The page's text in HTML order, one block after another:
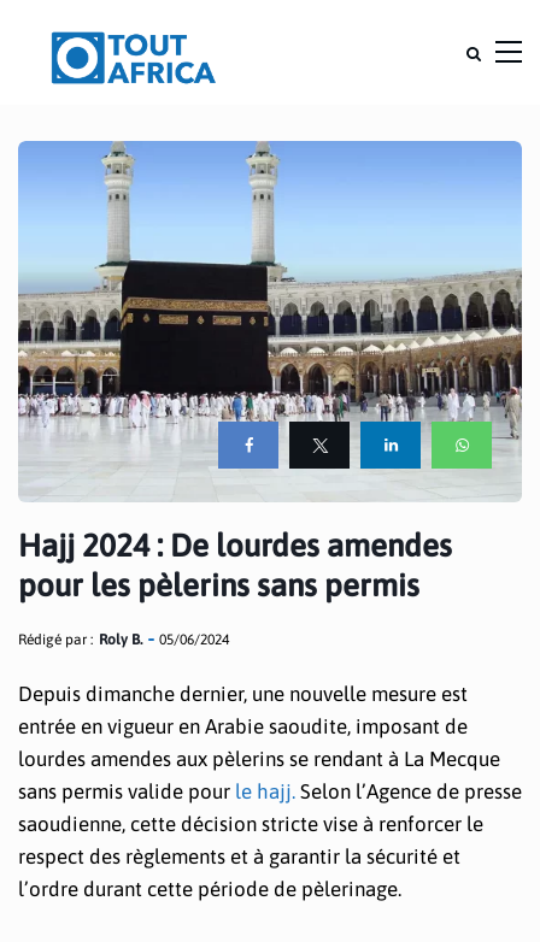
Hajj 2024 : De lourdes amendes
pour les pèlerins sans permis
Rédigé par : Roly B. 05/06/2024
Depuis dimanche dernier, une nouvelle mesure est
entrée en vigueur en Arabie saoudite, imposant de
lourdes amendes aux pèlerins se rendant à La Mecque
sans permis valide pour le hajj. Selon l’Agence de presse
saoudienne, cette décision stricte vise à renforcer le
respect des règlements et à garantir la sécurité et
l’ordre durant cette période de pèlerinage.